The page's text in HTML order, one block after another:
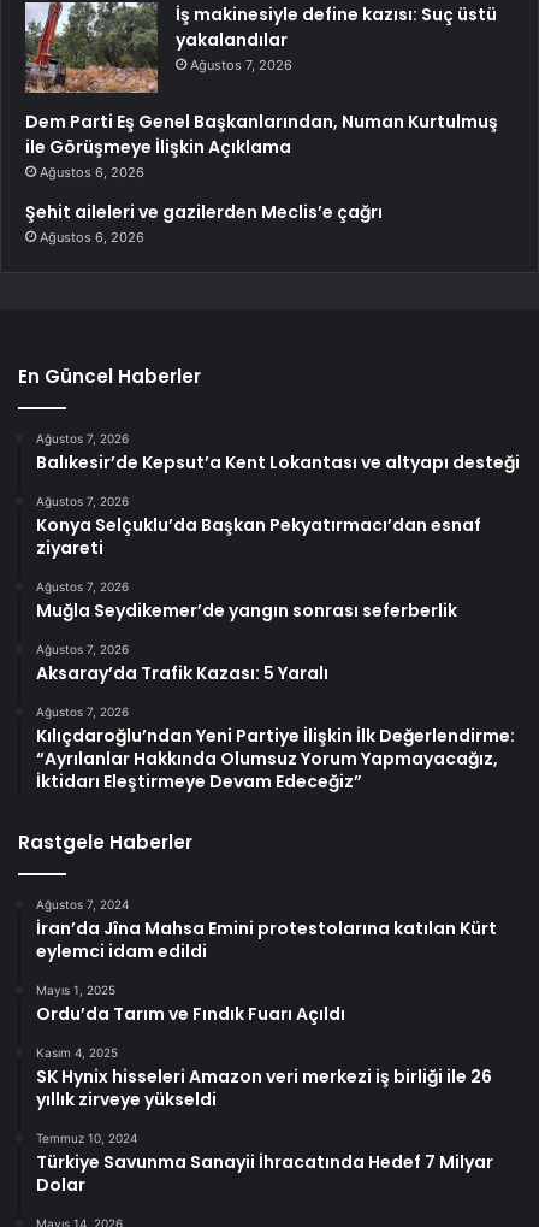
İş makinesiyle define kazısı: Suç üstü
yakalandılar
Ağustos 7, 2026
Dem Parti Eş Genel Başkanlarından, Numan Kurtulmuş
ile Görüşmeye İlişkin Açıklama
Ağustos 6, 2026
Şehit aileleri ve gazilerden Meclis’e çağrı
Ağustos 6, 2026
En Güncel Haberler
Ağustos 7, 2026
Balıkesir’de Kepsut’a Kent Lokantası ve altyapı desteği
Ağustos 7, 2026
Konya Selçuklu’da Başkan Pekyatırmacı’dan esnaf
ziyareti
Ağustos 7, 2026
Muğla Seydikemer’de yangın sonrası seferberlik
Ağustos 7, 2026
Aksaray’da Trafik Kazası: 5 Yaralı
Ağustos 7, 2026
Kılıçdaroğlu’ndan Yeni Partiye İlişkin İlk Değerlendirme:
“Ayrılanlar Hakkında Olumsuz Yorum Yapmayacağız,
İktidarı Eleştirmeye Devam Edeceğiz”
Rastgele Haberler
Ağustos 7, 2024
İran’da Jîna Mahsa Emini protestolarına katılan Kürt
eylemci idam edildi
Mayıs 1, 2025
Ordu’da Tarım ve Fındık Fuarı Açıldı
Kasım 4, 2025
SK Hynix hisseleri Amazon veri merkezi iş birliği ile 26
yıllık zirveye yükseldi
Temmuz 10, 2024
Türkiye Savunma Sanayii İhracatında Hedef 7 Milyar
Dolar
Mayıs 14, 2026